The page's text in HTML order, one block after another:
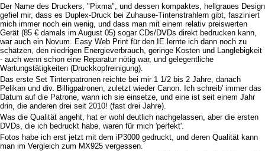
Der Name des Druckers, "Pixma", und dessen kompaktes, hellgraues Design
gefiel mir, dass es Duplex-Druck bei Zuhause-Tintenstrahlern gibt, fasziniert
mich immer noch ein wenig, und dass man mit einem relativ preiswerten
Gerät (85 € damals im August 05) sogar CDs/DVDs direkt bedrucken kann,
war auch ein Novum. Easy Web Print für den IE lernte ich dann noch zu
schätzen, den niedrigen Energieverbrauch, geringe Kosten und Langlebigkeit
- auch wenn schon eine Reparatur nötig war, und gelegentliche
Wartungstätigkeiten (Druckkopfreinigung).
Das erste Set Tintenpatronen reichte bei mir 1 1/2 bis 2 Jahre, danach
Pelikan und div. Billigpatronen, zuletzt wieder Canon. Ich schreib' immer das
Datum auf die Patrone, wann ich sie einsetze, und eine ist seit einem Jahr
drin, die anderen drei seit 2010! (fast drei Jahre).
Was die Qualität angeht, hat er wohl deutlich nachgelassen, aber die ersten
DVDs, die ich bedruckt habe, waren für mich 'perfekt'.
Fotos habe ich erst jetzt mit dem iP3000 gedruckt, und deren Qualität kann
man im Vergleich zum MX925 vergessen.